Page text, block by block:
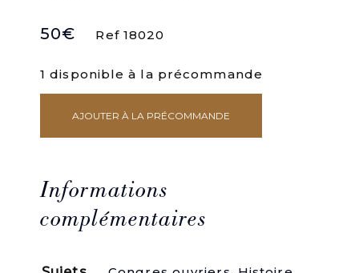
50€ Ref 18020
1 disponible à la précommande
quantité
de
Novembre
1953
-
juin
AJOUTER À LA PRÉCOMMANDE
Informations
complémentaires